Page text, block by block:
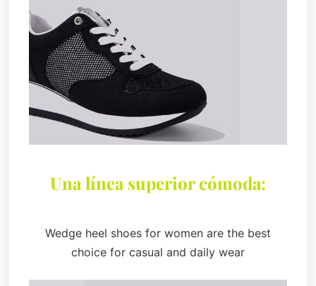
Una línea superior cómoda:
Wedge heel shoes for women are the best
choice for casual and daily wear